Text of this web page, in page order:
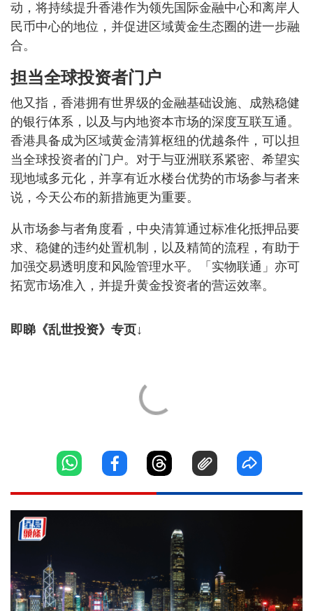
动，将持续提升香港作为领先国际金融中心和离岸人
民币中心的地位，并促进区域黄金生态圈的进一步融
合。
担当全球投资者门户
他又指，香港拥有世界级的金融基础设施、成熟稳健
的银行体系，以及与内地资本市场的深度互联互通。
香港具备成为区域黄金清算枢纽的优越条件，可以担
当全球投资者的门户。对于与亚洲联系紧密、希望实
现地域多元化，并享有近水楼台优势的市场参与者来
说，今天公布的新措施更为重要。
从市场参与者角度看，中央清算通过标准化抵押品要
求、稳健的违约处置机制，以及精简的流程，有助于
加强交易透明度和风险管理水平。「实物联通」亦可
拓宽市场准入，并提升黄金投资者的营运效率。
即睇《乱世投资》专页↓